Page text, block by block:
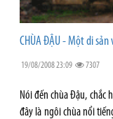
CHÙA ĐẬU - Một di
19/08/2008 23:09 7307
Nói đến chùa Đậu, chắc
đây là ngôi chùa nổi